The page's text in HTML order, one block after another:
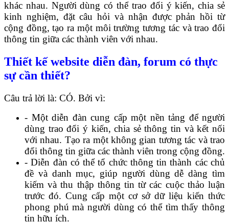
khác nhau. Người dùng có thể trao đổi ý kiến, chia sẻ
kinh nghiệm, đặt câu hỏi và nhận được phản hồi từ
cộng đồng, tạo ra một môi trường tương tác và trao đổi
thông tin giữa các thành viên với nhau.
Thiết kế website diễn đàn, forum có thực
sự cần thiết?
Câu trả lời là: CÓ. Bởi vì:
- Một diễn đàn cung cấp một nền tảng để người
dùng trao đổi ý kiến, chia sẻ thông tin và kết nối
với nhau. Tạo ra một không gian tương tác và trao
đổi thông tin giữa các thành viên trong cộng đồng.
- Diễn đàn có thể tổ chức thông tin thành các chủ
đề và danh mục, giúp người dùng dễ dàng tìm
kiếm và thu thập thông tin từ các cuộc thảo luận
trước đó. Cung cấp một cơ sở dữ liệu kiến thức
phong phú mà người dùng có thể tìm thấy thông
tin hữu ích.